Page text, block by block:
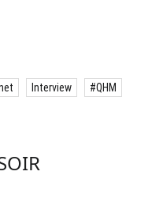
Interview #QHM